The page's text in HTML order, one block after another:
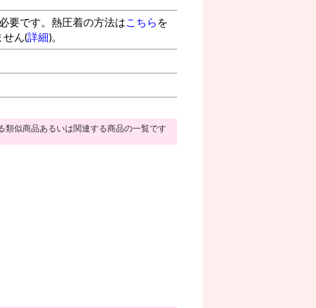
要です。熱圧着の方法はこちら を
ん(詳細)。
類似商品あるいは関連する商品の一覧です